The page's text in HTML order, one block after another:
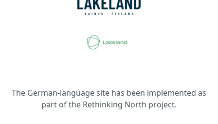
The German-language site has been implemented as
part of the Rethinking North project.